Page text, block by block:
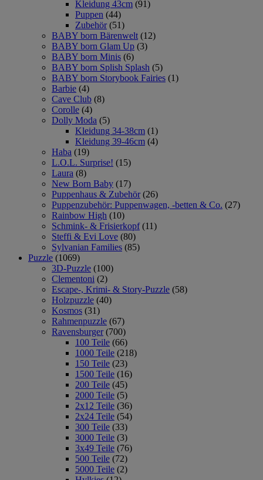
Kleidung 43cm (91)
Puppen (44)
Zubehör (51)
BABY born Bärenwelt (12)
BABY born Glam Up (3)
BABY born Minis (6)
BABY born Splish Splash (5)
BABY born Storybook Fairies (1)
Barbie (4)
Cave Club (8)
Corolle (4)
Dolly Moda (5)
Kleidung 34-38cm (1)
Kleidung 39-46cm (4)
Haba (19)
L.O.L. Surprise! (15)
Laura (8)
New Born Baby (17)
Puppenhaus & Zubehör (26)
Puppenzubehör: Puppenwagen, -betten & Co. (27)
Rainbow High (10)
Schmink- & Frisierkopf (11)
Steffi & Evi Love (80)
Sylvanian Families (85)
Puzzle (1069)
3D-Puzzle (100)
Clementoni (2)
Escape-, Krimi- & Story-Puzzle (58)
Holzpuzzle (40)
Kosmos (31)
Rahmenpuzzle (67)
Ravensburger (700)
100 Teile (66)
1000 Teile (218)
150 Teile (23)
1500 Teile (16)
200 Teile (45)
2000 Teile (5)
2x12 Teile (36)
2x24 Teile (54)
300 Teile (33)
3000 Teile (3)
3x49 Teile (76)
500 Teile (72)
5000 Teile (2)